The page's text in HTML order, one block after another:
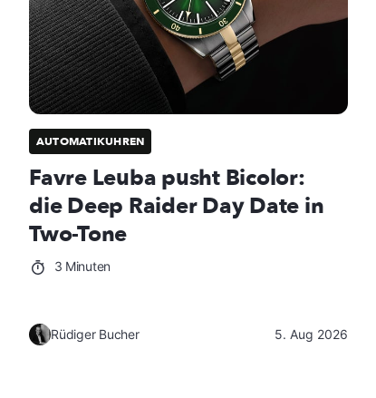
AUTOMATIKUHREN
Favre Leuba pusht Bicolor:
die Deep Raider Day Date in
Two-Tone
3 Minuten
Rüdiger Bucher 5. Aug 2026